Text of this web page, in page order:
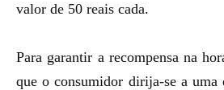
valor de 50 reais cada.
Para garantir a recompensa na
que o consumidor dirija-se a uma